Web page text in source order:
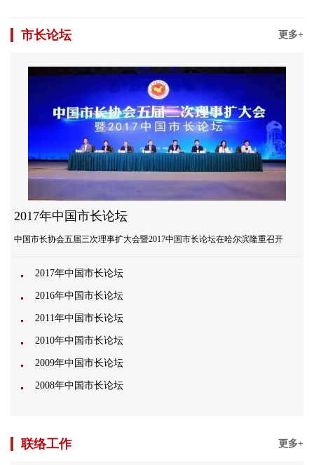
市长论坛 更多+
2017年中国市长论坛
中国市长协会五届三次理事扩大会暨2017中国市长论坛在哈尔滨隆重召开
2017年中国市长论坛
2016年中国市长论坛
2011年中国市长论坛
2010年中国市长论坛
2009年中国市长论坛
2008年中国市长论坛
联络工作 更多+